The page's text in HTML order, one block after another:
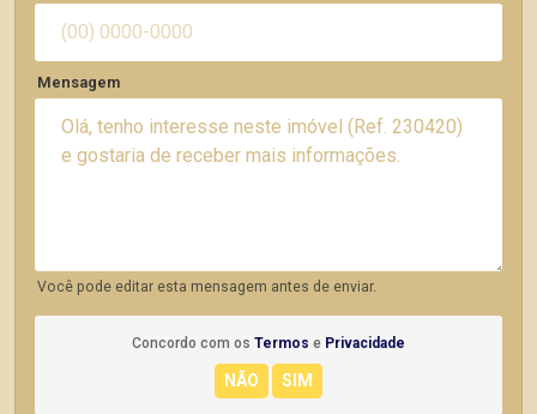
Mensagem
Você pode editar esta mensagem antes de enviar.
Concordo com os Termos e Privacidade